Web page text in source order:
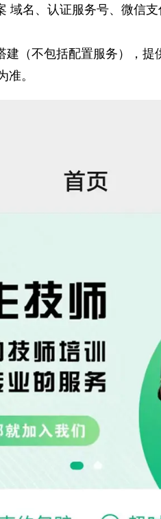
名、认证服务号、微信
（不包括配置服务），提
。